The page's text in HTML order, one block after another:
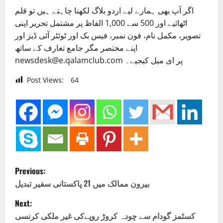
اگر آپ بھی ہمارے لیے اردو بلاگ لکھنا چاہتے ہیں تو قلم
اٹھائیے اور 500 سے 1,000 الفاظ پر مشتمل تحریر اپنی
تصویر، مکمل نام، فون نمبر، فیس بک اور ٹوئٹر آئی ڈیز اور
اپنے مختصر مگر جامع تعارف کے ساتھ
newsdesk@e.qalamclub.com پر ای میل کیجیے۔
Post Views: 64
P
o
s
Previous:
بیرون ممالک میں 21 پاکستانی سفیر تبدیل
Next:
کسٹمز گودام سے چودہ کروڑ روپےکی غیر ملکی کرنسی